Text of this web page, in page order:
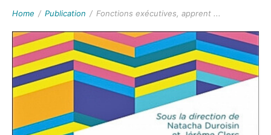
Home / Publication / Fonctions exécutives, apprent ...